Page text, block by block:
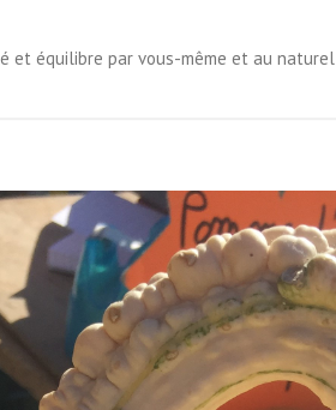
et équilibre par vous-même et au naturel